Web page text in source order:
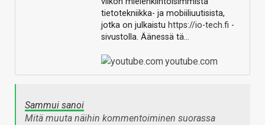
tietotekniikka- ja mobiiliuutisista,
jotka on julkaistu https://io-tech.fi -
sivustolla. Äänessä tä…
youtube.com
Sammui sanoi
Mitä muuta näihin kommentoiminen suorassa